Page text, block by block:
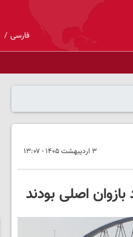
فارسی
۳ اردیبهشت ۱۴۰۵ - ۱۳:۰۷